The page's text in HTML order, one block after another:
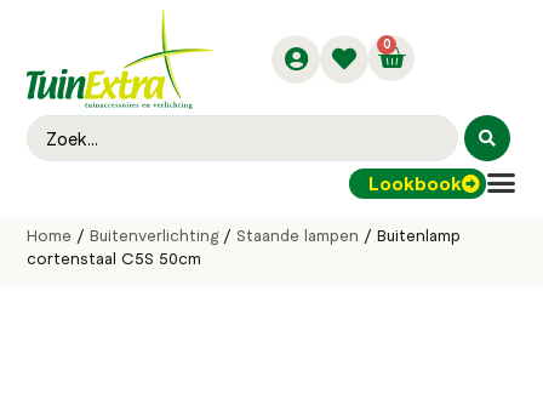
0
Lookbook
Home /Buitenverlichting/ Staande lampen / Buitenlamp
cortenstaal C5S 50cm